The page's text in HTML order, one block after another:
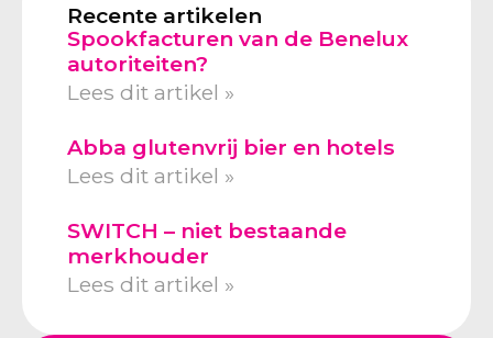
Recente artikelen
Spookfacturen van de Benelux
autoriteiten?
Lees dit artikel »
Abba glutenvrij bier en hotels
Lees dit artikel »
SWITCH – niet bestaande
merkhouder
Lees dit artikel »